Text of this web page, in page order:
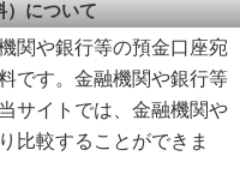
）について
関や銀行等の預金口座宛
です。金融機関や銀行等
サイトでは、金融機関や
比較することができま